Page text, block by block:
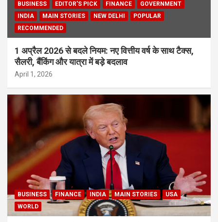
BUSINESS EDITOR'S PICK FINANCE
GOVERNMENT
INDIA
MAIN STORIES NEW DELHI
POPULAR
RECOMMENDED
1 अप्रैल 2026 से बदले नियम: नए वित्तीय वर्ष के साथ टैक्स,
सैलरी, बैंकिंग और यात्रा में बड़े बदलाव
April 1, 2026
BUSINESS FINANCE INDIA MAIN STORIES
USA
WORLD